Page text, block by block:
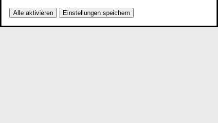
Alle aktivieren Einstellungen speichern